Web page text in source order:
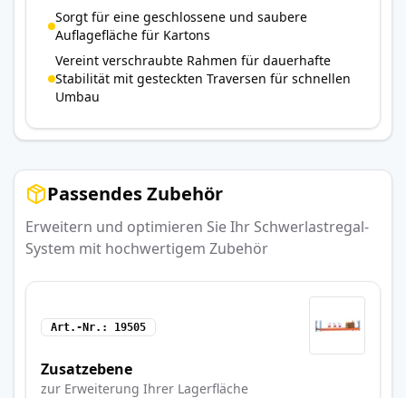
Sorgt für eine geschlossene und saubere
Auflagefläche für Kartons
Vereint verschraubte Rahmen für dauerhafte
Stabilität mit gesteckten Traversen für schnellen
Umbau
Passendes Zubehör
Erweitern und optimieren Sie Ihr Schwerlastregal-
System mit hochwertigem Zubehör
Art.-Nr. 19505
Zusatzebene
zur Erweiterung Ihrer Lagerfläche